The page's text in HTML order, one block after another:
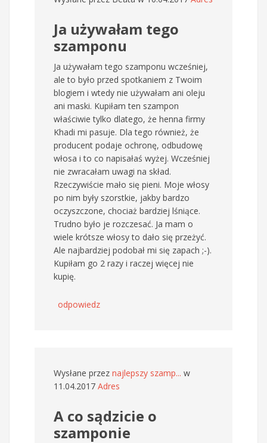
Ja używałam tego
szamponu
Ja używałam tego szamponu wcześniej,
ale to było przed spotkaniem z Twoim
blogiem i wtedy nie używałam ani oleju
ani maski. Kupiłam ten szampon
właściwie tylko dlatego, że henna firmy
Khadi mi pasuje. Dla tego również, że
producent podaje ochronę, odbudowę
włosa i to co napisałaś wyżej. Wcześniej
nie zwracałam uwagi na skład.
Rzeczywiście mało się pieni. Moje włosy
po nim były szorstkie, jakby bardzo
oczyszczone, chociaż bardziej lśniące.
Trudno było je rozczesać. Ja mam o
wiele krótsze włosy to dało się przeżyć.
Ale najbardziej podobał mi się zapach ;-).
Kupiłam go 2 razy i raczej więcej nie
kupię.
odpowiedz
Wysłane przez najlepszy szamp... w
11.04.2017 Adres
A co sądzicie o
szamponie